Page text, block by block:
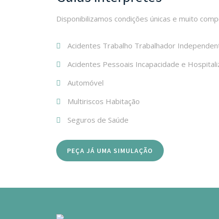
Disponibilizamos condições únicas e muito
Acidentes Trabalho Trabalhador
Acidentes Pessoais Incapacidade e
Automóvel
Multiriscos Habitação
Seguros de Saúde
PEÇA JÁ UMA SIMULAÇÃO